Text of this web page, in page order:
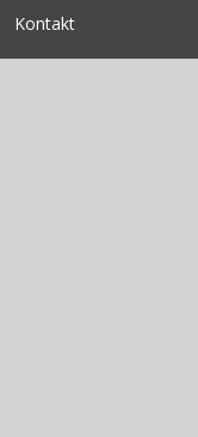
Kontakt